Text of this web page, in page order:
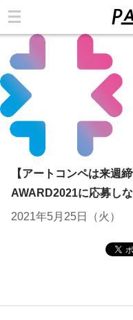
【アートコンペは来週
AWARD2021に応募しな
2021年5月25日（火）